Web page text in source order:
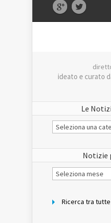
ideato e curato
Le
Le
Notizie
Notizie
Notizie
per
Ricerca tra